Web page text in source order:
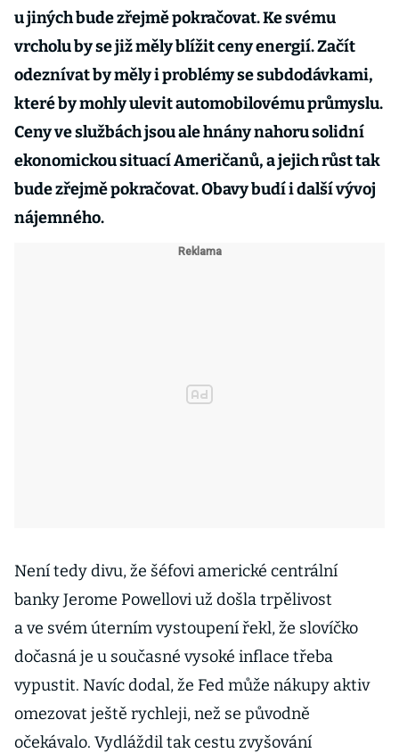
u jiných bude zřejmě pokračovat. Ke svému
vrcholu by se již měly blížit ceny energií. Začít
odeznívat by měly i problémy se subdodávkami,
které by mohly ulevit automobilovému průmyslu.
Ceny ve službách jsou ale hnány nahoru solidní
ekonomickou situací Američanů, a jejich růst tak
bude zřejmě pokračovat. Obavy budí i další vývoj
nájemného.
Není tedy divu, že šéfovi americké centrální
banky Jerome Powellovi už došla trpělivost
a ve svém úterním vystoupení řekl, že slovíčko
dočasná je u současné vysoké inflace třeba
vypustit. Navíc dodal, že Fed může nákupy aktiv
omezovat ještě rychleji, než se původně
očekávalo. Vydláždil tak cestu zvyšování